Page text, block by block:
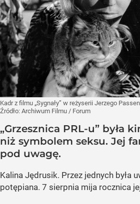
Kadr z filmu „Sygnały” w reżyserii Jerzego
Źródło: Archiwum Filmu / Forum
„Grzesznica PRL-u” była
niż symbolem seksu. Jej
pod uwagę.
Kalina Jędrusik. Przez jednych była
potępiana. 7 sierpnia mija rocznica